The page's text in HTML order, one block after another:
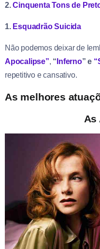
2.Cinquenta Tons de
1. Esquadrão Suicida
Não podemos deixar de
Apocalipse”, “ Inferno” e
repetitivo e cansativo.
As melhores
As